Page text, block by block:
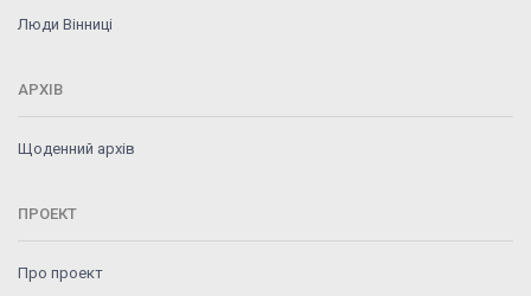
Люди Вінниці
АРХІВ
Щоденний архів
ПРОЕКТ
Про проект